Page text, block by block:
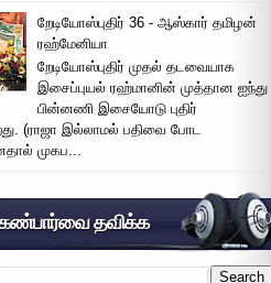
றேடியோஸ்புதிர் 36 - ஆஸ்கார் தமிழன்
ரஹ்மேனியா
றேடியோஸ்புதிர் முதல் தடவையாக
இசைப்புயல் ரஹ்மானின் முத்தான ஐந்து
பின்னணி இசையோடு புதிர்
(ராஜா இல்லாமல் பதிவை போட
முகப...
கண்பார்வை தவிக்க